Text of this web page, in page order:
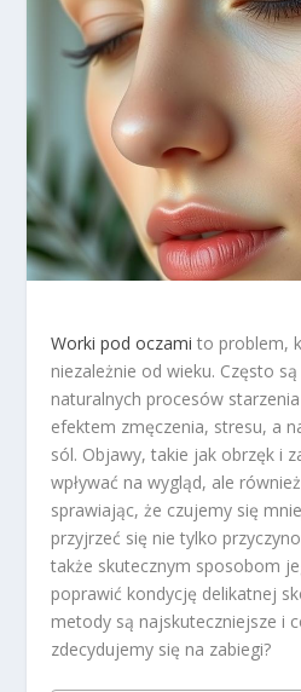
Worki pod oczami to problem,
niezależnie od wieku. Często
naturalnych procesów
efektem zmęczenia, stresu, a
sól. Objawy, takie jak obrzęk i
wpływać na wygląd, ale
sprawiając, że czujemy się
przyjrzeć się nie tylko
także skutecznym sposobom
poprawić kondycję delikatnej
metody są najskuteczniejsze i
zdecydujemy się na zabiegi?